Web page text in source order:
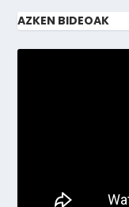
AZKEN BIDEOAK